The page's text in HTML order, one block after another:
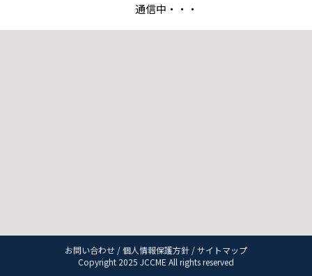
お問い合わせ /個人情報保護方針 /サイトマップ
Copyright 2025 JCCME All rights reserved
通信中・・・